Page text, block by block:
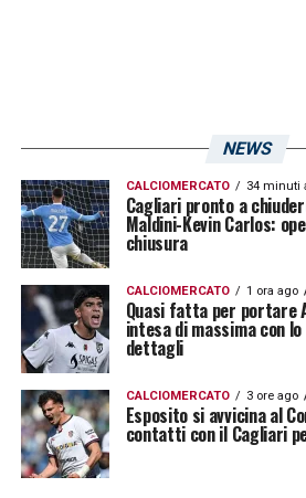
NEWS
CALCIOMERCATO 34 minuti
Cagliari pronto a
Maldini-Kevin Carlos:
chiusura
CALCIOMERCATO 1 ora ago
Quasi fatta per portare
intesa di massima con
dettagli
CALCIOMERCATO 3 ore ago
Esposito si avvicina al
contatti con il Cagliari